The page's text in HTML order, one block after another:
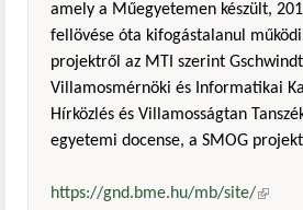
amely a Műegyetemen készült,
fellövése óta kifogástalanul
projektről az MTI szerint
Villamosmérnöki és Informatikai
Hírközlés és Villamosságtan
egyetemi docense, a SMOG
https://gnd.bme.hu/mb/site/(külső